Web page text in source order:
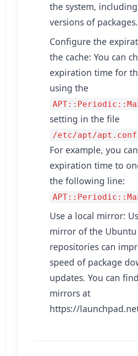
the system,
versions of packages.
Configure the
the cache: You can
expiration time for
using the
setting in the file
/etc/apt/
For example, you
expiration time to
the following line:
Use a local mirror:
mirror of the Ubuntu
repositories can
speed of package
updates. You can
mirrors at
https://